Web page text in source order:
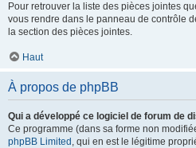
Pour retrouver la liste des pièces jointes
vous rendre dans le panneau de contrôle
la section des pièces jointes.
Haut
À propos de phpBB
Qui a développé ce logiciel de forum de
Ce programme (dans sa forme non
phpBB Limited , qui en est le légitime